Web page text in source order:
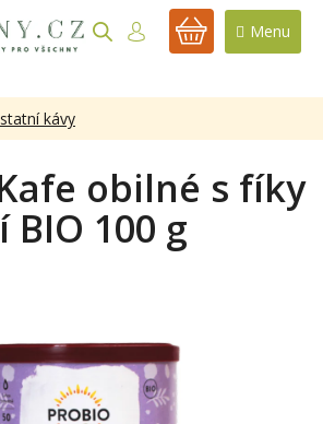
NÁKUPNÍ
kávy
obilné s fíky
100 g